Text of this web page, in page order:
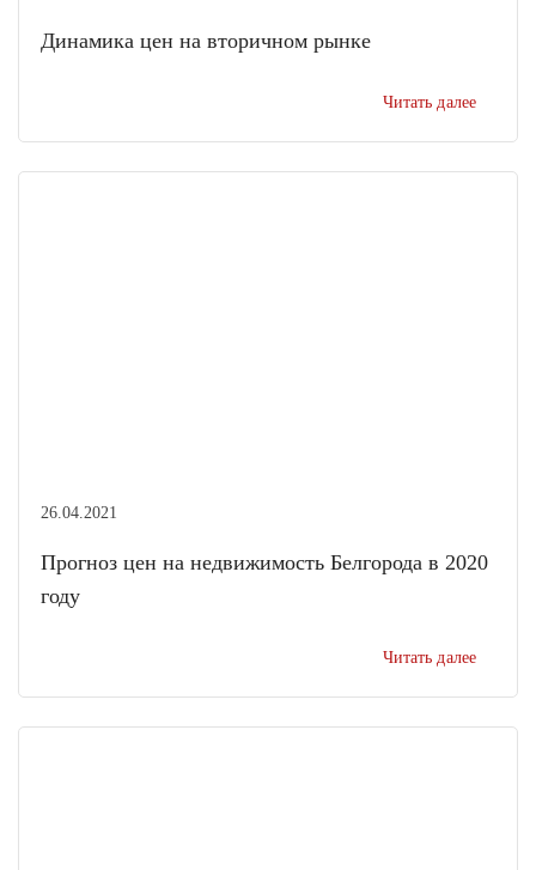
Динамика цен на вторичном рынке
Читать далее
26.04.2021
Прогноз цен на недвижимость Белгорода в 2020
году
Читать далее